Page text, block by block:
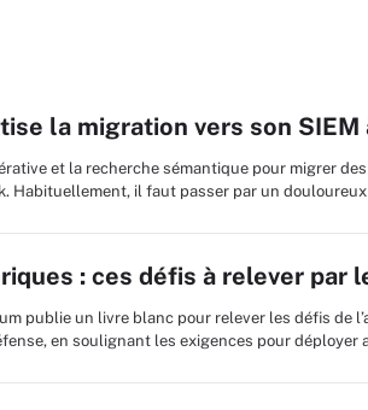
la migration vers son SIEM
et la recherche sémantique pour migrer
Habituellement, il faut passer par un
: ces défis à relever par
publie un livre blanc pour relever les défis de
en soulignant les exigences pour